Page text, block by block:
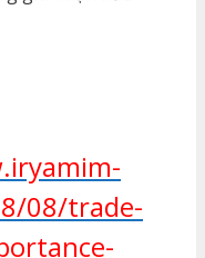
08/trade-